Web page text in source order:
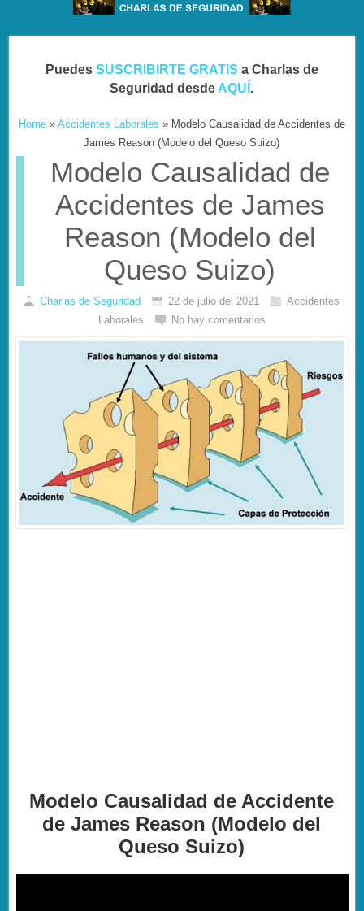
Puedes SUSCRIBIRTE GRATIS a Charlas de
Seguridad desde AQUÍ .
Home» Accidentes Laborales » Modelo Causalidad de Accidentes de
James Reason (Modelo del Queso Suizo)
Modelo Causalidad de
Accidentes de James
Reason (Modelo del
Queso Suizo)
Charlas de Seguridad 22 de julio del 2021
Accidentes
Laborales
No hay comentarios
Modelo Causalidad de Accidente
de James Reason (Modelo del
Queso Suizo)